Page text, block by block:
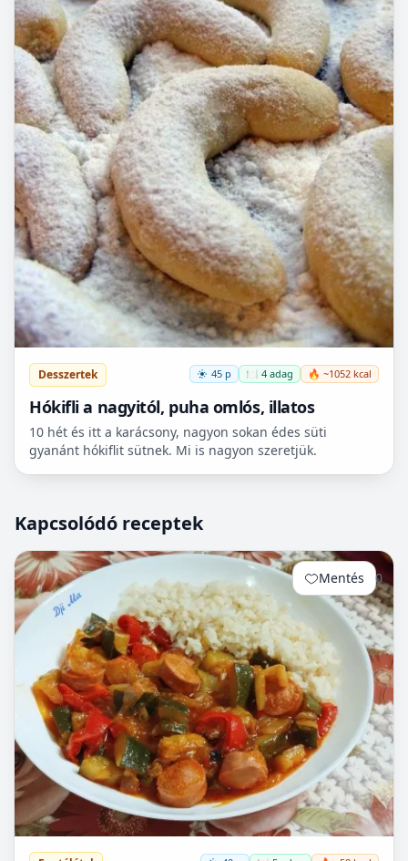
Desszertek 45 p 🍽️ 4 adag 🔥 ~1052 kcal
Hókifli a nagyitól, puha omlós, illatos
10 hét és itt a karácsony, nagyon sokan édes süti
gyanánt hókiflit sütnek. Mi is nagyon szeretjük.
Kapcsolódó receptek
Mentés 0